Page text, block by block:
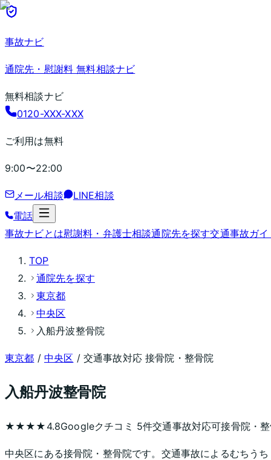
事故ナビ
通院先・慰謝料 無料相談ナビ
無料相談ナビ
0120-XXX-XXX
ご利用は無料
9:00〜22:00
メール相談
LINE相談
電話
事故ナビとは慰謝料・弁護士相談通院先を探す交通事故ガイ
TOP
通院先を探す
東京都
中央区
入船丹波整骨院
東京都 / 中央区 / 交通事故対応 接骨院・整骨院
入船丹波整骨院
★★★★ 4.8Googleクチコミ 5件交通事故対応可接骨院・
中央区にある接骨院・整骨院です。交通事故によるむちう